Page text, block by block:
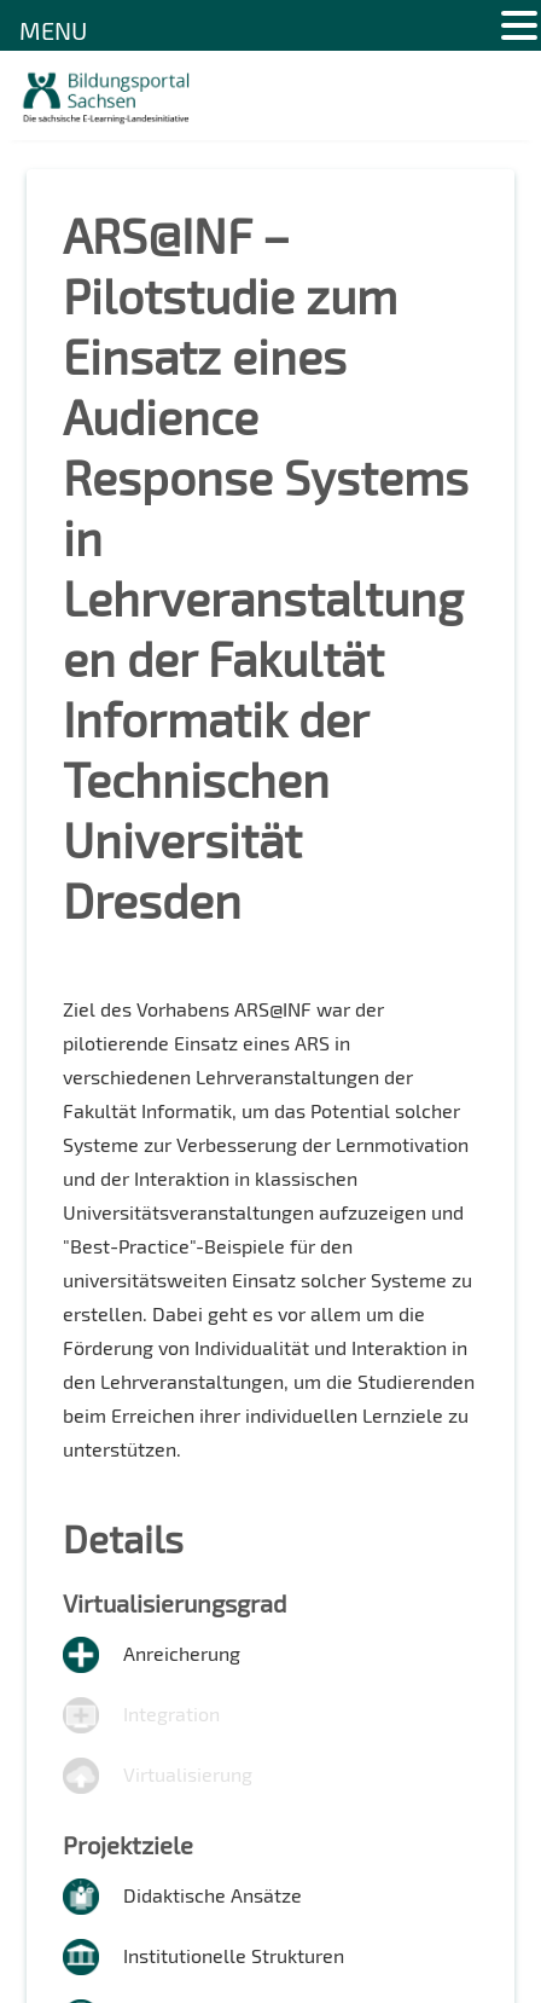
ARS@INF –
Pilotstudie zum
Einsatz eines
Audience
Response Systems
in
Lehrveranstaltung
en der Fakultät
Informatik der
Technischen
Universität
Dresden
Ziel des Vorhabens ARS@INF war der
pilotierende Einsatz eines ARS in
verschiedenen Lehrveranstaltungen der
Fakultät Informatik, um das Potential solcher
Systeme zur Verbesserung der Lernmotivation
und der Interaktion in klassischen
Universitätsveranstaltungen aufzuzeigen und
"Best-Practice"-Beispiele für den
universitätsweiten Einsatz solcher Systeme zu
erstellen. Dabei geht es vor allem um die
Förderung von Individualität und Interaktion in
den Lehrveranstaltungen, um die Studierenden
beim Erreichen ihrer individuellen Lernziele zu
unterstützen.
Details
Virtualisierungsgrad
Anreicherung
Integration
Virtualisierung
Projektziele
Didaktische Ansätze
Institutionelle Strukturen
MENU